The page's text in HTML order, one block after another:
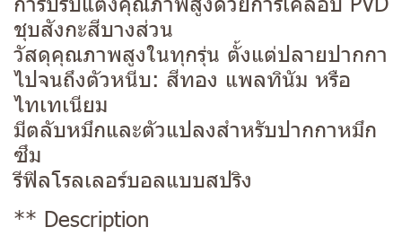
ชุบสังกะสีบางส่วน
วัสดุคุณภาพสูงในทุกรุ่น ตั้งแต่ปลายปากกา
ไปจนถึงตัวหนีบ: สีทอง แพลทินัม หรือ
ไทเทเนียม
มีตลับหมึกและตัวแปลงสำหรับปากกาหมึก
ซึม
รีฟิลโรลเลอร์บอลแบบสปริง
** Description